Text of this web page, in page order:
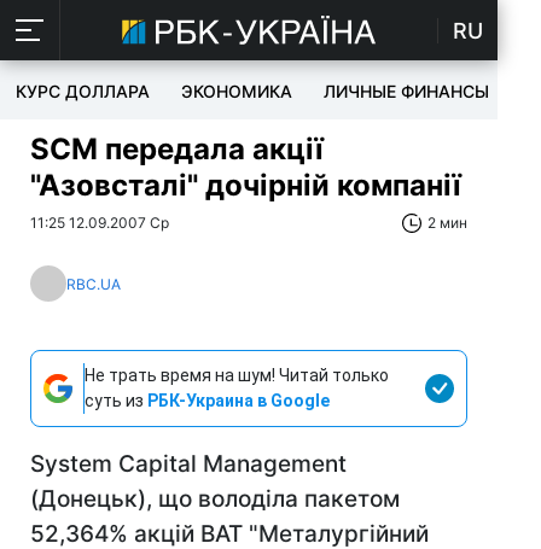
RU
КУРС ДОЛЛАРА ЭКОНОМИКА ЛИЧНЫЕ ФИНАНСЫ
SCM передала акції
"Азовсталі" дочірній компанії
11:25 12.09.2007 Ср 2 мин
RBC.UA
Не трать время на шум! Читай только
суть из РБК-Украина в Google
System Capital Management
(Донецьк), що володіла пакетом
52,364% акцій ВАТ "Металургійний